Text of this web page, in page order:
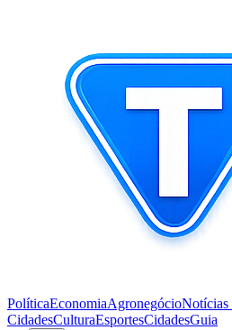
PolíticaEconomiaAgronegócioNotícias
CidadesCulturaEsportesCidadesGuia